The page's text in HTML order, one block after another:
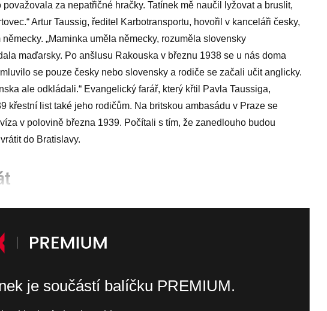
za nepatřičné hračky. Tatínek mě naučil lyžovat a bruslit,
Artur Taussig, ředitel Karbotransportu, hovořil v kanceláři česky,
„Maminka uměla německy, rozuměla slovensky
maďarsky. Po anšlusu Rakouska v březnu 1938 se u nás doma
se pouze česky nebo slovensky a rodiče se začali učit anglicky.
ale odkládali.“ Evangelický farář, který křtil Pavla Taussiga,
křestní list také jeho rodičům. Na britskou ambasádu v Praze se
v polovině března 1939. Počítali s tím, že zanedlouho budou
do Brati­slavy.
je součástí balíčku PREMIUM.